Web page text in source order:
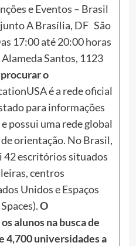
e Eventos – Brasil
A Brasília, DF São
17:00 até 20:00 horas
Santos, 1123
o
é a rede oficial
para informações
possui uma rede global
orientação. No Brasil,
42 escritórios situados
centros
Unidos e Espaços
O
alunos na busca de
4,700 universidades a